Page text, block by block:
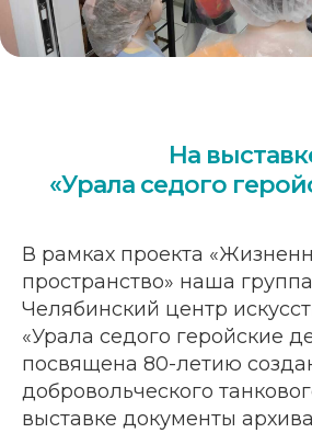
На
«Урала седого
В рамках проекта
пространство» наша
Челябинский центр
«Урала седого геройские
посвящена 80-летию
добровольческого
выставке документы